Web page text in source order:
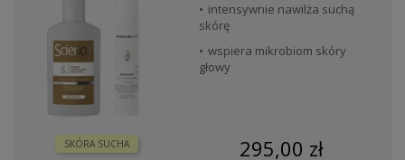
SKÓRA SUCHA
intensywnie nawilża suchą
skórę
wspiera mikrobiom skóry
głowy
295,00 zł